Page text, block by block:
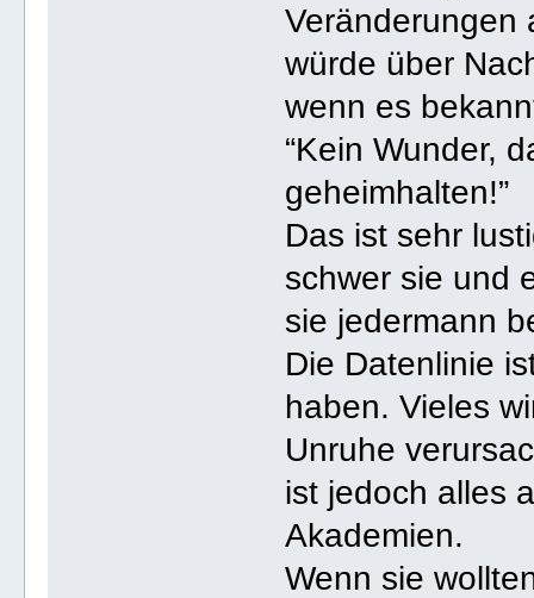
Veränderungen
würde über
wenn es
“Kein Wunder,
geheimhalten!”
Das ist sehr
schwer sie und
sie jedermann
Die Datenlinie
haben. Vieles
Unruhe
ist jedoch alles
Akademien.
Wenn sie